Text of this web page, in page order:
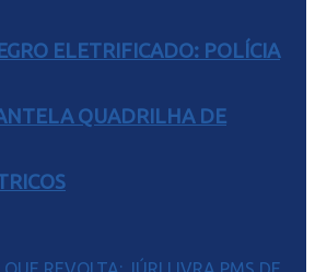
ELETRIFICADO: POLÍCIA
QUADRILHA DE